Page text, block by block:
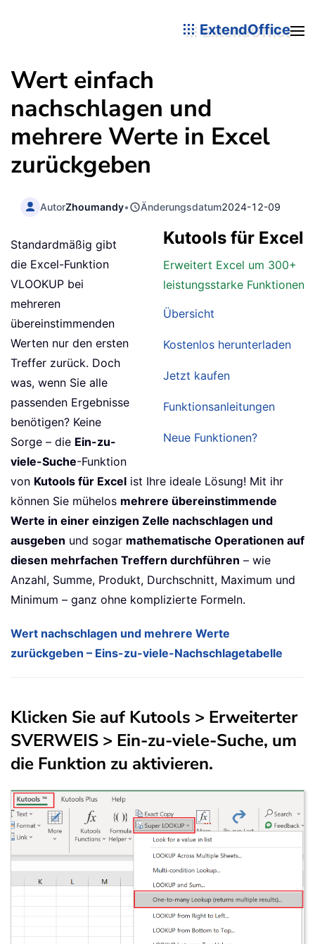
ExtendOffice
Wert einfach
nachschlagen und
mehrere Werte in Excel
zurückgeben
AutorZhoumandy• Änderungsdatum2024-12-09
Kutools für Excel
Erweitert Excel um 300+
leistungsstarke Funktionen
Übersicht
Kostenlos herunterladen
Jetzt kaufen
Funktionsanleitungen
Neue Funktionen?
Standardmäßig gibt
die Excel-Funktion
VLOOKUP bei
mehreren
übereinstimmenden
Werten nur den ersten
Treffer zurück. Doch
was, wenn Sie alle
passenden Ergebnisse
benötigen? Keine
Sorge – die Ein-zu-
viele-Suche-Funktion
von Kutools für Excel ist Ihre ideale Lösung! Mit ihr
können Sie mühelos mehrere übereinstimmende
Werte in einer einzigen Zelle nachschlagen und
ausgeben und sogar mathematische Operationen auf
diesen mehrfachen Treffern durchführen – wie
Anzahl, Summe, Produkt, Durchschnitt, Maximum und
Minimum – ganz ohne komplizierte Formeln.
Wert nachschlagen und mehrere Werte
zurückgeben – Eins-zu-viele-Nachschlagetabelle
Klicken Sie auf Kutools > Erweiterter
SVERWEIS > Ein-zu-viele-Suche, um
die Funktion zu aktivieren.